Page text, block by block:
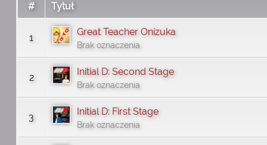
# Tytuł
1
Great Teacher Onizuka
Brak oznaczenia
2
Initial D: Second Stage
Brak oznaczenia
3
Initial D: First Stage
Brak oznaczenia